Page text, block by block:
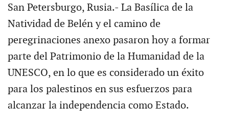
San Petersburgo, Rusia.- La Basílica de la
Natividad de Belén y el camino de
peregrinaciones anexo pasaron hoy a formar
parte del Patrimonio de la Humanidad de la
UNESCO, en lo que es considerado un éxito
para los palestinos en sus esfuerzos para
alcanzar la independencia como Estado.